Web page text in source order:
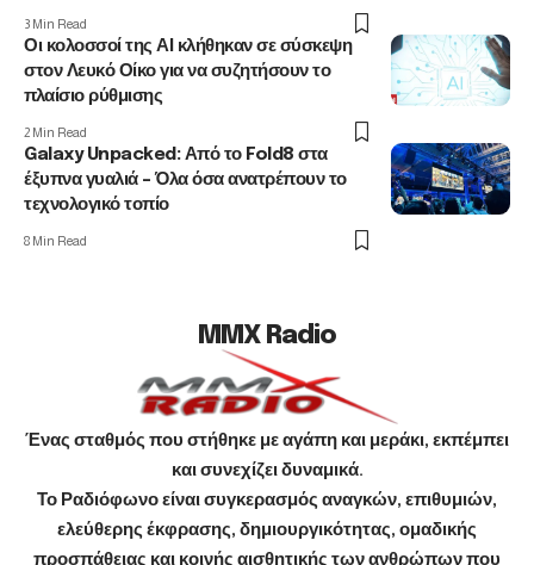
3 Min Read
Οι κολοσσοί της ΑΙ κλήθηκαν σε σύσκεψη
στον Λευκό Οίκο για να συζητήσουν το
πλαίσιο ρύθμισης
2 Min Read
Galaxy Unpacked: Από το Fold8 στα
έξυπνα γυαλιά – Όλα όσα ανατρέπουν το
τεχνολογικό τοπίο
8 Min Read
MMX Radio
Ένας σταθμός που στήθηκε με αγάπη και μεράκι, εκπέμπει
και συνεχίζει δυναμικά.
Το Ραδιόφωνο είναι συγκερασμός αναγκών, επιθυμιών,
ελεύθερης έκφρασης, δημιουργικότητας, ομαδικής
προσπάθειας και κοινής αισθητικής των ανθρώπων που